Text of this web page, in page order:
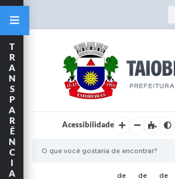
Acessibilidade
T
R
A
N
S
P
A
R
Ê
N
C
I
A